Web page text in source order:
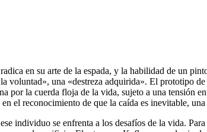
en su arte de la espada, y la habilidad de un
una «destreza adquirida». El prototipo de
por la cuerda floja de la vida, sujeto a una tensión
el reconocimiento de que la caída es inevitable,
individuo se enfrenta a los desafíos de la vida.